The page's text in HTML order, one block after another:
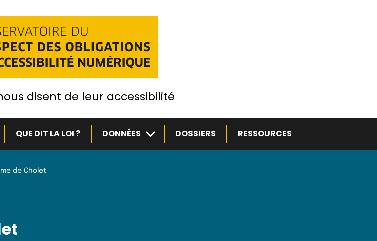
disent de leur accessibilité
menu
QUE DIT LA LOI ? DONNÉES Sous-menuDOSSIERS RESSOURCES
de Cholet